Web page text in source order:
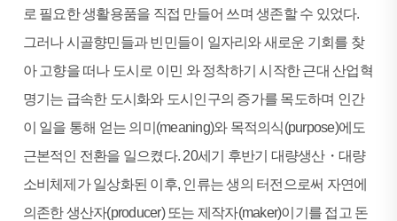
로 필요한 생활용품을 직접 만들어 쓰며 생존할 수 있었다.
그러나 시골향민들과 빈민들이 일자리와 새로운 기회를 찾
아 고향을 떠나 도시로 이민 와 정착하기 시작한 근대 산업혁
명기는 급속한 도시화와 도시인구의 증가를 목도하며 인간
이 일을 통해 얻는 의미(meaning)와 목적의식(purpose)에도
근본적인 전환을 일으켰다. 20세기 후반기 대량생산・대량
소비체제가 일상화된 이후, 인류는 생의 터전으로써 자연에
의존한 생산자(producer) 또는 제작자(maker)이기를 접고 돈